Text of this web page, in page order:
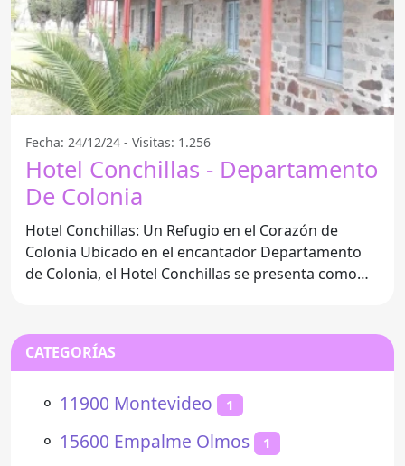
Fecha: 24/12/24 - Visitas: 1.256
Hotel Conchillas - Departamento
De Colonia
Hotel Conchillas: Un Refugio en el Corazón de
Colonia Ubicado en el encantador Departamento
de Colonia, el Hotel Conchillas se presenta como
CATEGORÍAS
⚬ 11900 Montevideo 1
⚬ 15600 Empalme Olmos 1